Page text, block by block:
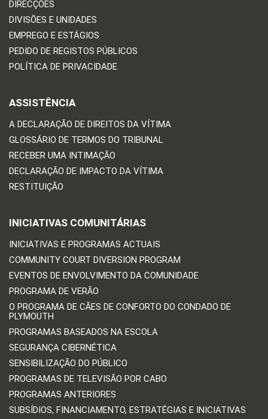
DIRECÇÕES
DIVISÕES E UNIDADES
EMPREGO E ESTÁGIOS
PEDIDO DE REGISTOS PÚBLICOS
POLÍTICA DE PRIVACIDADE
ASSISTÊNCIA
A DECLARAÇÃO DE DIREITOS DA VÍTIMA
GLOSSÁRIO DE TERMOS DO TRIBUNAL
RECEBER UMA INTIMAÇÃO
DECLARAÇÃO DE IMPACTO DA VÍTIMA
RESTITUIÇÃO
INICIATIVAS COMUNITÁRIAS
INICIATIVAS E PROGRAMAS ACTUAIS
COMMUNITY COURT DIVERSION PROGRAM
EVENTOS DE ENVOLVIMENTO DA COMUNIDADE
PROGRAMA DE VERÃO
O PROGRAMA DE CÃES DE CONFORTO DO CONDADO DE
PLYMOUTH
PROGRAMAS BASEADOS NA ESCOLA
SEGURANÇA CIBERNÉTICA
SENSIBILIZAÇÃO DO PÚBLICO
PROGRAMAS DE TELEVISÃO POR CABO
PROGRAMAS ANTERIORES
SUBSÍDIOS, FINANCIAMENTO, ESTRATÉGIAS E INICIATIVAS